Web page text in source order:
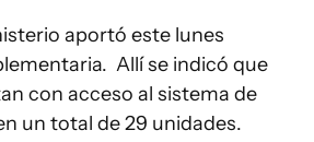
aportó este lunes
Allí se indicó que
con acceso al sistema de
un total de 29 unidades.